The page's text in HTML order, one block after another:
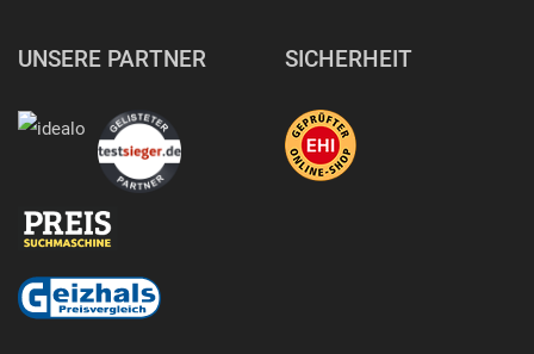
UNSERE PARTNER SICHERHEIT